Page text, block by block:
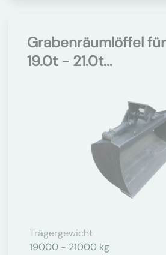
Grabenräumlöffel für
19.0t - 21.0t...
Trägergewicht
19000 - 21000 kg